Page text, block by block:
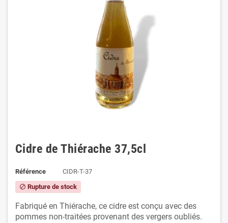
Cidre de Thiérache 37,5cl
Référence CIDR-T-37
block Rupture de stock
Fabriqué en Thiérache, ce cidre est conçu avec des
pommes non-traitées provenant des vergers oubliés.